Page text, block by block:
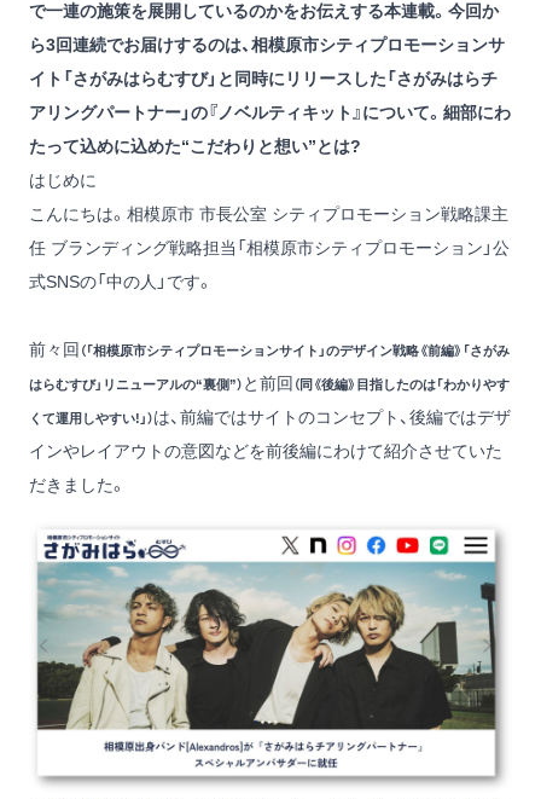
で一連の施策を展開しているのかをお伝えする本連載。今回か
ら3回連続でお届けするのは、相模原市シティプロモーションサ
イト「さがみはらむすび」と同時にリリースした「さがみはらチ
アリングパートナー」の『ノベルティキット』について。細部にわ
たって込めに込めた“こだわりと想い”とは?
はじめに
こんにちは。相模原市 市長公室 シティプロモーション戦略課主
任 ブランディング戦略担当「相模原市シティプロモーション」公
式SNSの「中の人」です。
前々回 （「相模原市シティプロモーションサイト」のデザイン戦略《前編》「さがみ
はらむすび」リニューアルの“裏側”） と前回 （同《後編》目指したのは「わかりやす
くて運用しやすい!」）は、前編ではサイトのコンセプト、後編ではデザ
インやレイアウトの意図などを前後編にわけて紹介させていた
だきました。